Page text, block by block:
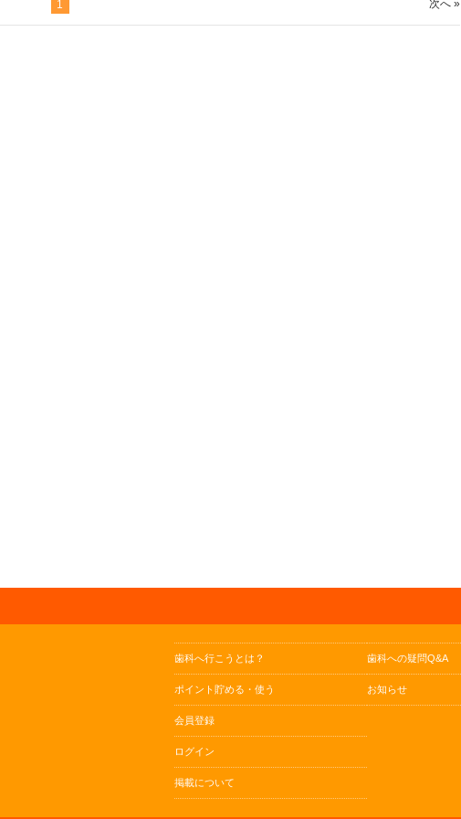
1 次へ »
歯科へ行こうとは？
ポイント貯める・使う
会員登録
ログイン
掲載について
歯科への疑問Q&A
お知らせ